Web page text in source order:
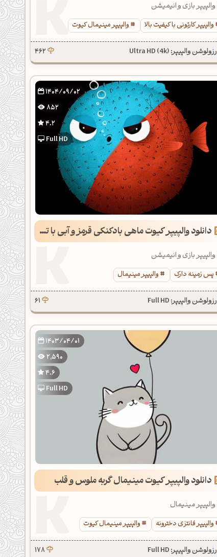
والپیپر بازی و انیمیشن
والپیپر کارتونی با کیفیت بالا
والپیپر مینیمال کیوت
رزولوشن والپیپر: Ultra HD (4k) 462
1404/09/02
852
4.2
Full HD
دانلود والپیپر کیوت ماهی بادکنکی قرمز و آبی با تم دارک
والپیپر بازی و انیمیشن
پس زمینه دارک
والپیپر مینیمال
رزولوشن والپیپر: Full HD 61
1403/04/01
2,590
4.6
Full HD
دانلود والپیپر کیوت مینیمال گربه ملوس و قلب
والپیپر مینیمال
والپیپر فانتزی دخترونه
والپیپر مینیمال کیوت
رزولوشن والپیپر: Full HD 178